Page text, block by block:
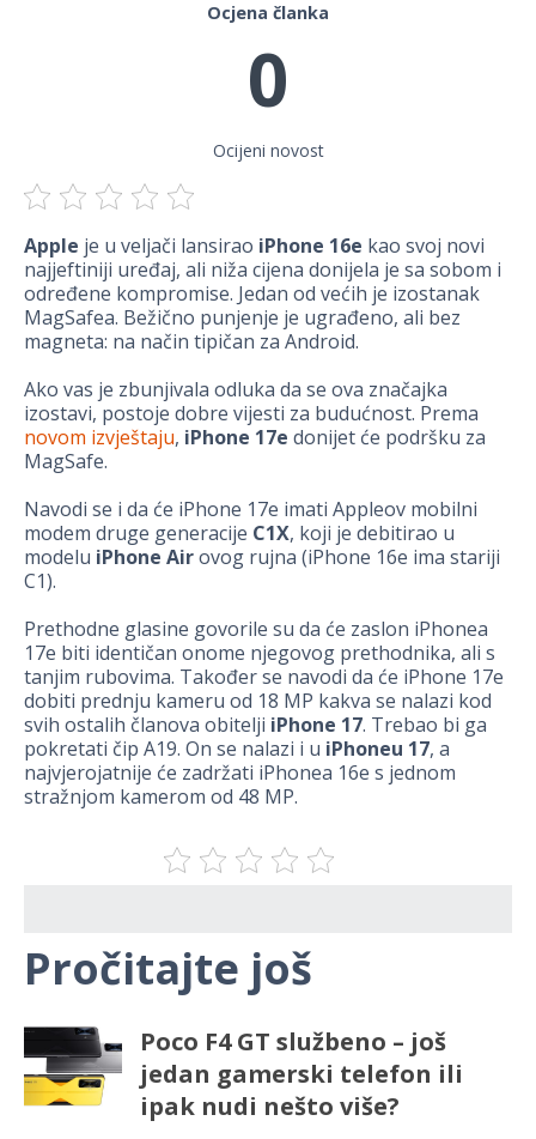
Ocjena članka
0
Ocijeni novost
Apple je u veljači lansirao iPhone 16e kao svoj novi
najjeftiniji uređaj, ali niža cijena donijela je sa sobom i
određene kompromise. Jedan od većih je izostanak
MagSafea. Bežično punjenje je ugrađeno, ali bez
magneta: na način tipičan za Android.
Ako vas je zbunjivala odluka da se ova značajka
izostavi, postoje dobre vijesti za budućnost. Prema
novom izvještaju, iPhone 17e donijet će podršku za
MagSafe.
Navodi se i da će iPhone 17e imati Appleov mobilni
modem druge generacije C1X, koji je debitirao u
modelu iPhone Airovog rujna (iPhone 16e ima stariji
C1).
Prethodne glasine govorile su da će zaslon iPhonea
17e biti identičan onome njegovog prethodnika, ali s
tanjim rubovima. Također se navodi da će iPhone 17e
dobiti prednju kameru od 18 MP kakva se nalazi kod
svih ostalih članova obitelji iPhone 17. Trebao bi ga
pokretati čip A19. On se nalazi i u iPhoneu 17, a
najvjerojatnije će zadržati iPhonea 16e s jednom
stražnjom kamerom od 48 MP.
Pročitajte još
Poco F4 GT službeno – još
jedan gamerski telefon ili
ipak nudi nešto više?